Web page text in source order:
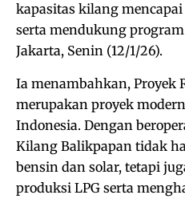
kapasitas kilang
serta mendukung
Jakarta, Senin (12/1/26).
Ia menambahkan, Proyek
merupakan proyek
Indonesia. Dengan
Kilang Balikpapan tidak
bensin dan solar, tetapi
produksi LPG serta